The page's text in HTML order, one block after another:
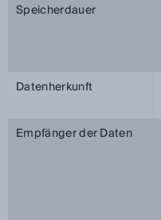
Speicherdauer
Datenherkunft
Empfänger der Daten